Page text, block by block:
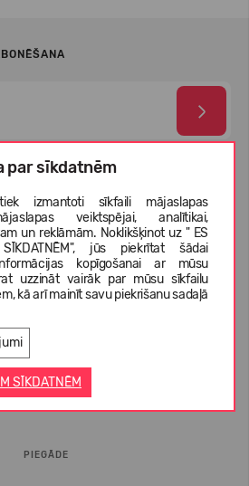
par sīkdatnēm
izmantoti sīkfaili mājaslapas
veiktspējai, analītikai,
un reklāmām. Noklikšķinot uz " ES
SĪKDATNĒM", jūs piekrītat šādai
kopīgošanai ar mūsu
uzzināt vairāk par mūsu sīkfailu
kā arī mainīt savu piekrišanu sadaļā
SĪKDATNĒM
PIRCĒJIEM
PIEGĀDE